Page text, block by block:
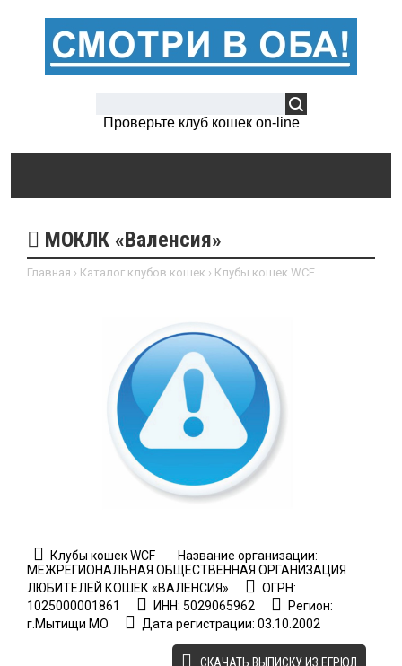
Проверьте клуб кошек on-line
МОКЛК «Валенсия»
Главная › Каталог клубов кошек › Клубы кошек WCF
Клубы кошек WCF
Название организации:
МЕЖРЕГИОНАЛЬНАЯ ОБЩЕСТВЕННАЯ ОРГАНИЗАЦИЯ
ЛЮБИТЕЛЕЙ КОШЕК «ВАЛЕНСИЯ»
ОГРН:
1025000001861
ИНН: 5029065962
Регион:
г.Мытищи МО
Дата регистрации: 03.10.2002
CКАЧАТЬ ВЫПИСКУ ИЗ ЕГРЮЛ